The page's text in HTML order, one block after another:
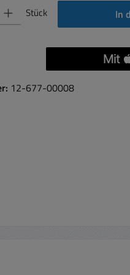
Gib den gewünschten Wert ein
Stück In
12-677-00008